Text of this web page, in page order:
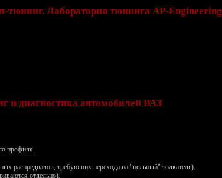
тюнинг. Лаборатория тюнинга AP-Engineering
и диагностика автомобилей ВАЗ
профиля.
распредвалов, требующих перехода на "цельный" толкатель).
отдельно).